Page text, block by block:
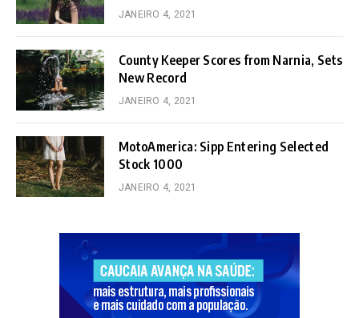
JANEIRO 4, 2021
County Keeper Scores from Narnia, Sets
New Record
JANEIRO 4, 2021
MotoAmerica: Sipp Entering Selected
Stock 1000
JANEIRO 4, 2021